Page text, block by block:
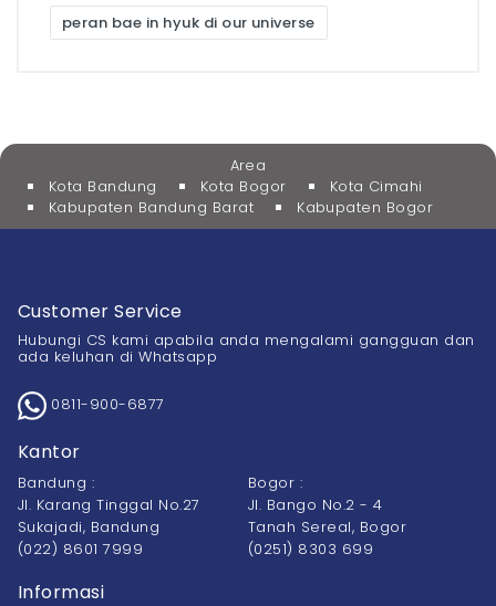
peran bae in hyuk di our universe
Area
Kota Bandung
Kota Bogor
Kota Cimahi
Kabupaten Bandung Barat
Kabupaten Bogor
Customer Service
Hubungi CS kami apabila anda mengalami gangguan dan
ada keluhan di Whatsapp
0811-900-6877
Kantor
Bandung :
Jl. Karang Tinggal No.27
Sukajadi, Bandung
(022) 8601 7999
Bogor :
Jl. Bango No.2 - 4
Tanah Sereal, Bogor
(0251) 8303 699
Informasi